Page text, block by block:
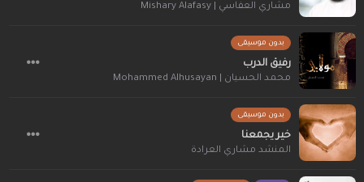
مشاري العفاسي | Mishary Alafasy
بدون موسيقى
رفيق الدرب
محمد الحسيان | Mohammed Alhusayan
بدون موسيقى
خير يجمعنا
المنشد مشاري العرادة